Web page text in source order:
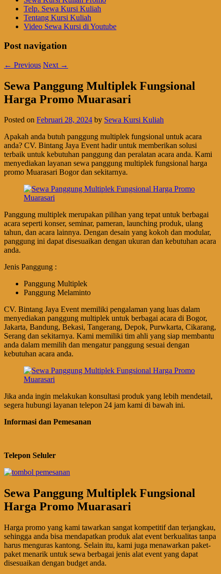
Telp. Sewa Kursi Kuliah
Tentang Kursi Kuliah
Video Sewa Kursi di Youtube
Post navigation
← Previous Next →
Sewa Panggung Multiplek Fungsional
Harga Promo Muarasari
Posted on Februari 28, 2024 by Sewa Kursi Kuliah
Apakah anda butuh panggung multiplek fungsional untuk acara
anda? CV. Bintang Jaya Event hadir untuk memberikan solusi
terbaik untuk kebutuhan panggung dan peralatan acara anda. Kami
menyediakan layanan sewa panggung multiplek fungsional harga
promo Muarasari Bogor dan sekitarnya.
Panggung multiplek merupakan pilihan yang tepat untuk berbagai
acara seperti konser, seminar, pameran, launching produk, ulang
tahun, dan acara lainnya. Dengan desain yang kokoh dan modular,
panggung ini dapat disesuaikan dengan ukuran dan kebutuhan acara
anda.
Jenis Panggung :
Panggung Multiplek
Panggung Melaminto
CV. Bintang Jaya Event memiliki pengalaman yang luas dalam
menyediakan panggung multiplek untuk berbagai acara di Bogor,
Jakarta, Bandung, Bekasi, Tangerang, Depok, Purwkarta, Cikarang,
Serang dan sekitarnya. Kami memiliki tim ahli yang siap membantu
anda dalam memilih dan mengatur panggung sesuai dengan
kebutuhan acara anda.
Jika anda ingin melakukan konsultasi produk yang lebih mendetail,
segera hubungi layanan telepon 24 jam kami di bawah ini.
Informasi dan Pemesanan
Telepon Seluler
Sewa Panggung Multiplek Fungsional
Harga Promo Muarasari
Harga promo yang kami tawarkan sangat kompetitif dan terjangkau,
sehingga anda bisa mendapatkan produk alat event berkualitas tanpa
harus menguras kantong. Selain itu, kami juga menawarkan paket-
paket menarik untuk sewa berbagai jenis alat event yang dapat
disesuaikan dengan budget anda.